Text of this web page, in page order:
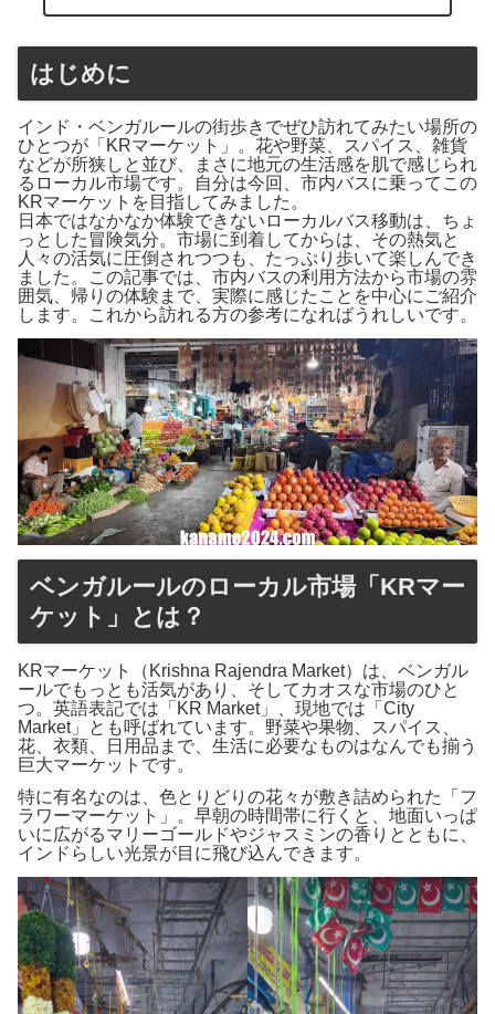
はじめに
インド・ベンガルールの街歩きでぜひ訪れてみたい場所の
ひとつが「KRマーケット」。花や野菜、スパイス、雑貨
などが所狭しと並び、まさに地元の生活感を肌で感じられ
るローカル市場です。自分は今回、市内バスに乗ってこの
KRマーケットを目指してみました。
日本ではなかなか体験できないローカルバス移動は、ちょ
っとした冒険気分。市場に到着してからは、その熱気と
人々の活気に圧倒されつつも、たっぷり歩いて楽しんでき
ました。この記事では、市内バスの利用方法から市場の雰
囲気、帰りの体験まで、実際に感じたことを中心にご紹介
します。これから訪れる方の参考になればうれしいです。
ベンガルールのローカル市場「KRマー
ケット」とは？
KRマーケット（Krishna Rajendra Market）は、ベンガル
ールでもっとも活気があり、そしてカオスな市場のひと
つ。英語表記では「KR Market」、現地では「City
Market」とも呼ばれています。野菜や果物、スパイス、
花、衣類、日用品まで、生活に必要なものはなんでも揃う
巨大マーケットです。
特に有名なのは、色とりどりの花々が敷き詰められた「フ
ラワーマーケット」。早朝の時間帯に行くと、地面いっぱ
いに広がるマリーゴールドやジャスミンの香りとともに、
インドらしい光景が目に飛び込んできます。